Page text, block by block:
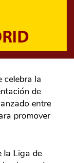
celebra la
de
entre
promover
la Liga de